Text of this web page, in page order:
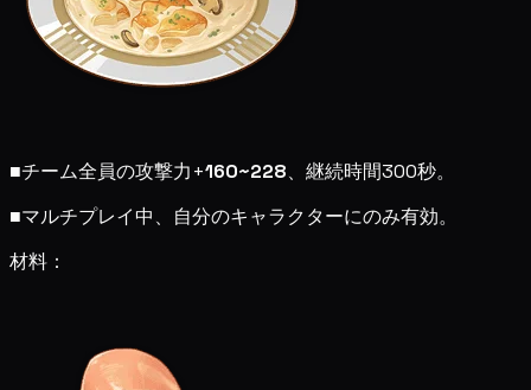
■チーム全員の攻撃力+160~228、継続時間300秒。
■マルチプレイ中、自分のキャラクターにのみ有効。
材料：